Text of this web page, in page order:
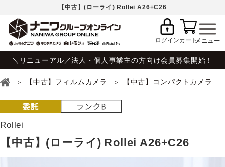
【中古】(ローライ) Rollei A26+C26
ログインカート
＼リニューアル／法人・個人事業主の方向け会員募集開始！
【中古】フィルムカメラ 【中古】コンパクトカメラ
Rollei
【中古】(ローライ) Rollei A26+C26